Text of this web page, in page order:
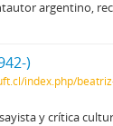
argentino,
)
index.php/
y crítica